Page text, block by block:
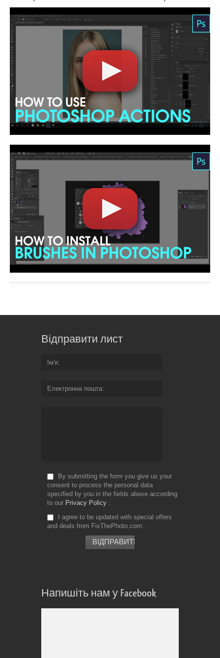
Відправити лист
Ім'я
Електронна пошта
By submitting the form you give us your
consent to process the personal data
specified by you in the fields above according
to our Privacy Policy
I agree to be updated with special offers
and deals from FixThePhoto.com
Напишіть нам у Facebook